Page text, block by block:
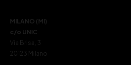
MILANO (MI)
c/o UNIC
Via Brisa, 3
20123 Milano